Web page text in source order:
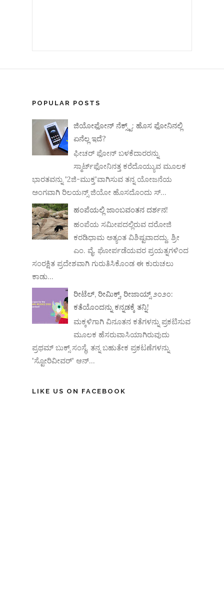
POPULAR POSTS
ಜಿಯೋಫೋನ್ ನೆಕ್ಸ್ಟ್: ಹೊಸ ಫೋನಿನಲ್ಲಿ
ಏನೆಲ್ಲ ಇದೆ?
ಫೀಚರ್ ಫೋನ್ ಬಳಕೆದಾರರನ್ನು
ಸ್ಮಾರ್ಟ್‌ಫೋನಿನತ್ತ ಕರೆದೊಯ್ಯುವ ಮೂಲಕ
ಭಾರತವನ್ನು '2ಜಿ-ಮುಕ್ತ'ವಾಗಿಸುವ ತನ್ನ ಯೋಜನೆಯ
ಅಂಗವಾಗಿ ರಿಲಯನ್ಸ್ ಜಿಯೋ ಹೊಸದೊಂದು ಸ್...
ಹಂಪೆಯಲ್ಲಿ ಜಾಂಬವಂತನ ದರ್ಶನ!
ಹಂಪೆಯ ಸಮೀಪದಲ್ಲಿರುವ ದರೋಜಿ
ಕರಡಿಧಾಮ ಅತ್ಯಂತ ವಿಶಿಷ್ಟವಾದದ್ದು. ಶ್ರೀ
ಎಂ. ವೈ. ಘೋರ್ಪಡೆಯವರ ಪ್ರಯತ್ನಗಳಿಂದ
ಸಂರಕ್ಷಿತ ಪ್ರದೇಶವಾಗಿ ಗುರುತಿಸಿಕೊಂಡ ಈ ಕುರುಚಲು
ಕಾಡು...
ರೀಟೆಲ್, ರೀಮಿಕ್ಸ್, ರೀಜಾಯ್ಸ್ ೨೦೨೦:
ಕತೆಯೊಂದನ್ನು ಕನ್ನಡಕ್ಕೆ ತನ್ನಿ!
ಮಕ್ಕಳಿಗಾಗಿ ವಿನೂತನ ಕತೆಗಳನ್ನು ಪ್ರಕಟಿಸುವ
ಮೂಲಕ ಹೆಸರುವಾಸಿಯಾಗಿರುವುದು
ಪ್ರಥಮ್ ಬುಕ್ಸ್ ಸಂಸ್ಥೆ. ತನ್ನ ಬಹುತೇಕ ಪ್ರಕಟಣೆಗಳನ್ನು
'ಸ್ಟೋರಿವೀವರ್' ಆನ್‌...
LIKE US ON FACEBOOK